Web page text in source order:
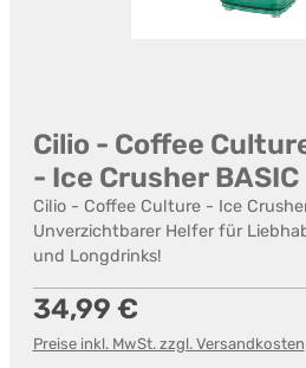
Cilio - Coffee
- Ice Crusher BASIC
Cilio - Coffee Culture - Ice
Unverzichtbarer Helfer für
und Longdrinks!
Regulärer Preis:
34,99 €
Preise inkl. MwSt. zzgl. Versandkosten